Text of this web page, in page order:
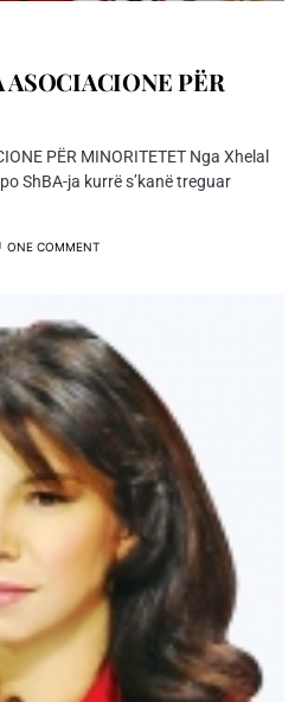
ASOCIACIONE PËR
PËR MINORITETET Nga Xhelal
ShBA-ja kurrë s’kanë treguar
ONE COMMENT